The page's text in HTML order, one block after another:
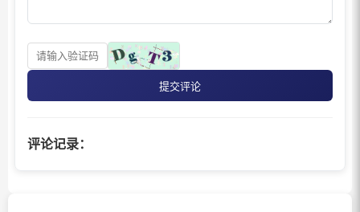
提交评论
评论记录：